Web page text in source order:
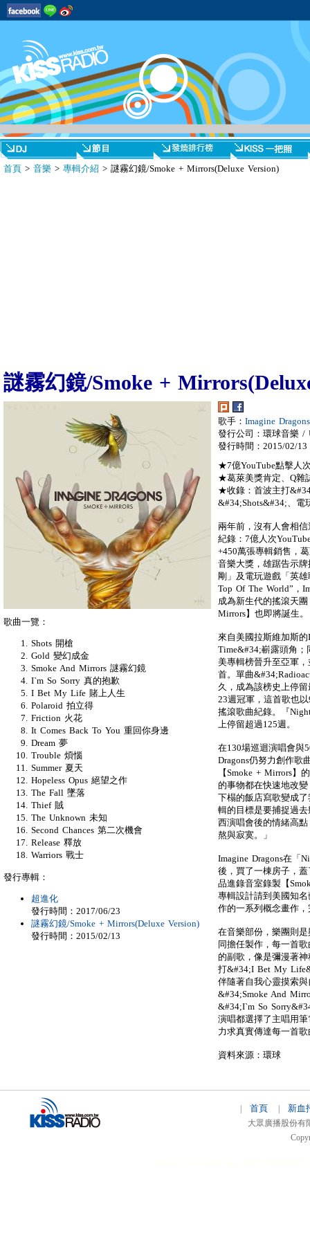
首頁 > 音樂 > 專輯介紹 > 謎霧幻鏡/Smoke + Mirrors(Deluxe Version)
謎霧幻鏡/Smoke +
歌手： Imagine
發行公司：環球音樂 /
發行時間：2015/02/13
★7億YouTube點擊人
★葛萊美獎肯定、Q雜
★收錄：首波主打
&#34;Shots&#34;、電
兩年前，沒有人會相
紀錄：7億人次
+450萬張專輯銷售，
音樂大獎，雄踞告示
剛」及電玩遊戲「英
Top Of The World”，
成為新生代的搖滾天
Mirrors】也即將誕生。
來自美國拉斯維加斯
Time&#34;嶄露頭角
美專輯榜晉升至亞軍
首。單曲
久，成為該榜史上停
23週冠軍，這首歌也
搖滾歌曲紀錄。『
上停留超過125週。
在130場巡迴演唱會與
Dragons仍努力創作歌
【Smoke + Mirrors】
的事物都在快速地改
下榻的飯店寫歌變成
輯的目標是要捕捉過
西演唱會後的情緒高
熬與寂寞。」
Imagine Dragons在「
後，買了一棟房子，
品進錄音室錄製【
專輯設計請到美國知
作的一系列概念畫作
在音樂部份，樂團則
同擔任製作，每一首
的副歌，像是彌漫著
打&#34;I Bet My
伴隨著自我心靈摸索
&#34;Smoke And
&#34;I`m So
演唱都選擇了主唱用
力求真實傳達每一首
資料來源：環球
歌曲一覽：
Shots 開槍
Gold 變幻成金
Smoke And Mirrors 謎霧幻鏡
I`m So Sorry 真的抱歉
I Bet My Life 賭上人生
Polaroid 拍立得
Friction 火花
It Comes Back To You 重回你身邊
Dream 夢
Trouble 煩惱
Summer 夏天
Hopeless Opus 絕望之作
The Fall 墜落
Thief 賊
The Unknown 未知
Second Chances 第二次機會
Release 釋放
Warriors 戰士
發行專輯：
超進化
發行時間：2017/06/23
謎霧幻鏡/Smoke + Mirrors(Deluxe Version)
發行時間：2015/02/13
首頁 新血
大眾廣播股份有